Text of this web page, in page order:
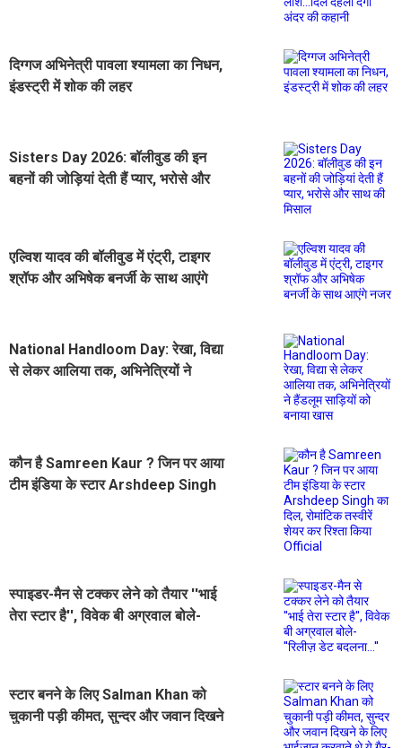
दिग्गज अभिनेत्री पावला श्यामला का निधन,
इंडस्ट्री में शोक की लहर
Sisters Day 2026: बॉलीवुड की इन
बहनों की जोड़ियां देती हैं प्यार, भरोसे और
एल्विश यादव की बॉलीवुड में एंट्री, टाइगर
श्रॉफ और अभिषेक बनर्जी के साथ आएंगे
National Handloom Day: रेखा, विद्या
से लेकर आलिया तक, अभिनेत्रियों ने
कौन है Samreen Kaur ? जिन पर आया
टीम इंडिया के स्टार Arshdeep Singh
स्पाइडर-मैन से टक्कर लेने को तैयार ''भाई
तेरा स्टार है'', विवेक बी अग्रवाल बोले-
स्टार बनने के लिए Salman Khan को
चुकानी पड़ी कीमत, सुन्दर और जवान दिखने